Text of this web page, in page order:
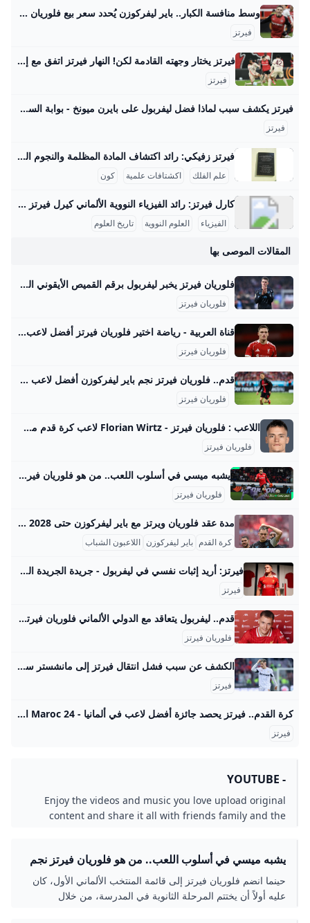
وسط منافسة الكبار.. باير ليفركوزن يُحدد سعر بيع فلوريان فيرتز صحيفة الوطن حدد مسئولو نادي باير ليفركوزن الألماني سعر بيع فلوريان فيرتز، لاعب خط وسط الفريق الأول لكرة القدم بالنادي، في الميركاتو الصيفي المقبل، وذلك في ظل وجود منافسة مشتعلة بين كبار الأندية الأوروبية… {{ article.article_subtitle }} {{ authorName() }} {{ article.author_description }} {{ article.formatted_date }}epa11762162 Florian Wirtz of Leverkusen celebrates after scoring the 1-0 lead during the German Bundesliga soccer match between Bayer 04 Leverkusen and FC St. Pauli in Leverkusen, Germany, 07 December 2024.
فيرتز
فيرتز يختار وجهته القادمة لكن! النهار فيرتز اتفق مع إدارة بايرن ميونيخ الجريدة مواقعنا لبنان عربي بودكاست تسجيل الدخول اشترك - الرئيسية عيش لبنان اقتصاد وأعمال تحقيقات مقالات كتاب النهار آراء منبر كتاب النهار 29-08-2025 | 05:37 استعادة النظام السوري السجناء واللاجئين معاً مؤشّر لنية بناء دولة كتاب النهار 29-08-2025 | 05:30 أيّ رسائل مخفيّة لحراك “حزب الله” السياسي المكثّف؟ رياضة كرة قدم كرة سلة كرة مضرب رياضة ميكانيكية ألعاب قتالية الغولف رياضات أخرى رياضة 29-08-2025 | 06:25 شربل أبو خطار لـ"النهار": الرياضة دواء ومفتاح النجاح الدراسي رياضة 28-08-2025 | 17:06 ازدواج الجنسية… أزمة مستمرّة لنجوم كرة القدم
فيرتز
فيرتز يكشف سبب لماذا فضل ليفربول على بايرن ميونخ - بوابة السعودية نيوز يحاول الفريق بناء نفسه بشكل قوي ليكون قادراً على المنافسة على أعلى مستوى تحت قيادة المدرب آرني سلوت وقد أظهر الفريق أداءً مميزاً في سوق الانتقالات هذا الصيف، انتقال اللاعب إلى ليفربول يمثل تحدياً كبيراً بالنسبة له، حيث قال: “لقد كانت خطوة أصعب أن أترك هذا المحيط وأذهب لبلد آخر مع كل ما يتضمنه من تغييرات وألعب في دوري جديد بأسلوب لعب مختلف”. اختيار واعٍ أضاف اللاعب: “لقد انتقلت لتحدي أكبر، تحدي اخترت خوضه بوعي من أجل أن أنجح وأصبح لاعباً أفضل , لقد اخترت الانتقال إلى ليفربول كقرار واعٍ بالنسبة لي كي أصبح أفضل”.
فيرتز
فيرتز زفيكي: رائد اكتشاف المادة المظلمة والنجوم النيوترونية يسرني تقديم مقال مفصل عن شخصية فريتز زفيكي وإسهاماته العلمية في علم الفلك: فريتز زفيكي: رائد اكتشاف المادة المظلمة والنجوم النيوترونية فريتز زفيكي (14 فبراير 1898 - 8 فبراير 1974) كان عالم فلك سويسري عمل معظم حياته في معهد كاليفورنيا للتكنولوجيا بالولايات المتحدة، وأحدث ثورة في فهمنا للكون من خلال أفكاره واكتشافاته الرائدة. تلقى تعليمه الثانوي في زيوريخ، ثم درس الرياضيات والفيزياء التجريبية بين 1917 و1925 على يد كبار العلماء أمثال أوجوست بيكارد وألبرت أينشتاين، مما أكسبه قاعدة علمية راسخة ساعدته في إرساء أسس علم الفلك الحديث.
علم الفلك اكشتافات علمية كون
كارل فيرتز: رائد الفيزياء النووية الألماني كيرل فيرتز هو عالم فيزياء نووية ألماني بارز وُلد في 24 أبريل 1910 في كولونيا وتوفي في 12 فبراير 1994. حصل على شهادة الدكتوراه في عام 1934 بعد دراسته الفيزياء والكيمياء والرياضيات في جامعات بون وفرايبورغ وبريسلّاو. درّس بعد ذلك كمساعد تدريس لوزير التعليم الألماني كارل فريدريش بونهوفر في جامعة لايبتزغ، وكان عضواً في رابطة المعلمين النازية خلال الفترة النازية في ألمانيا، رغم أنه لم يكن عضواً في الحزب النازي. مهنياً، تميز فيرتز بعمله في معهد كايزر فيلهلم للفيزياء في برلين منذ عام 1937، حيث عمل على تصميم المفاعلات النووية خلال الحرب العالمية الثانية، وبالأخص مفاعل الطبقات الأفقية، بالإضافة إلى قيادة قسم التجارب في المعهد الذي نقل إلى هيتشينجن لتجنب تأثير القصف الجوي في 1944.
الفيزياء العلوم النووية تاريخ العلوم
المقالات الموصى بها
فلوريان فيرتز يخبر ليفربول برقم القميص الأيقوني الذي يريده إذا أُنجزت صفقة انتقاله بقيمة 150 مليون يورو من باير ليفركوزن العربية Goal.com أفادت التقارير أن فلوريان فيرتز أبلغ ليفربول برغبته في ارتداء رقم قميص أيقوني، إذا أتم انتقاله إلى أنفيلد من باير ليفركوزن.
فلوريان فيرتز
قناة العربية - رياضة اختير فلوريان فيرتز أفضل لاعب ألماني للعام …. اختير لاعب الوسط الهجومي فلوريان فيرتز، المنتقل هذا الصيف من باير ليفركوزن إلى
فلوريان فيرتز
قدم.. فلوريان فيرتز نجم باير ليفركوزن أفضل لاعب في بوندسليغا بعد مساهمته مع فريقه في التتويج بلقب الدوري والاقتراب من تحقيق الثلاثية التاريخية - Anadolu Ajansı بعد مساهمته مع فريقه في التتويج بلقب الدوري والاقتراب من تحقيق الثلاثية التاريخية Ahmed Hassan |20.05.2024 - محدث : 21.05.2024 إسطنبول / أحمد حسن / الأناضول فاز الألماني فلوريان فيرتز لاعب فريق باير ليفركوزن، الاثنين، بجائزة أفضل لاعب في الدوري “بوندسليغا” هذا الموسم، بعدما قاد فريقه للتتويج بلقبه الأول في تاريخ المسابقة. وقال موقع رابطة الدوري الألماني: “حصل فلوريان فيرتز على لقب أفضل لاعب في الدوري الألماني لموسم 2023 /24 بعد موسم رائع جعله يقود فريق باير ليفركوزن نحو لقبه التاريخي الأول في الدوري الألماني”.
فلوريان فيرتز
اللاعب : فلوريان فيرتز - Florian Wirtz لاعب كرة قدم من دولة ألمانيا يلعب لنادي ليفربول العربيةAmerica/Los_Angeles12 ساعة لاعب كرة قدم من دولة ألمانيا يلعب لنادي ليفربول العربيةAmerica/Los_Angeles12 ساعة
فلوريان فيرتز
يشبه ميسي في أسلوب اللعب.. من هو فلوريان فيرتز نجم نادي باير ليفركوزن الحالي؟! حينما انضم فلوريان فيرتز إلى قائمة المنتخب الألماني الأول، كان عليه أولاً أن يختتم المرحلة الثانوية في المدرسة، من خلال اصطحاب مُعلم من المدرسة الثانوية لخوض الاختبار الختامي للمدرسة الثانوية في ألمانيا. وُلد فلوريان فيرتز في الثالث من مايو/آيار عام 2003، وهو اليوم الذي يُوافق الذكرى السنوية الأولى لانتكاسة ليفركوزن الأشهر، وُلد فيرتز لعائلة تكتسب ثقافة كروية بالغة، وتاريخاً لا يُمكن أن يكون عادياً. والده، الذي لم يكن لاعباً مشهوراً، ووالدته التي كانت على دراية بشؤون الرياضات بشكل عام، أنجبا لهذا العالم جوليان وفلوريان؛ جوليان هي الشقيقة الكُبرى لفلوريان، والتي تكبره بعامين فقط.
فلوريان فيرتز
مدة عقد فلوريان ويرتز مع باير ليفركوزن حتى 2028 عقد فلوريان ويرتز مع نادي باير ليفركوزن يمتد حالياً حتى عام 2028، بعد تمديد عقده السابق الذي كان ينتهي في 2027. هذا العقد الجديد سيبقي اللاعب، الذي يُعد من أبرز المواهب الشابة في كرة القدم الألمانية والأوروبية، في صفوف النادي الألماني لمدة موسم إضافي على الأقل. وتمتد مفاوضات التمديد لتشمل عدة بنود مهمة، أبرزها زيادة في الراتب تصل إلى أكثر من 10 ملايين يورو سنوياً، وهي زيادة كبيرة مقارنة بعقده السابق الذي كان حوالي 8 ملايين يورو.
كرة القدم باير ليفركوزن اللاعبون الشباب
فيرتز: أريد إثبات نفسي في ليفربول - جريدة الجريدة الكويتية قال فلوريان فيرتز إنه قرر الانتقال إلى ليفربول من أجل خوض تحدٍّ أكبر، واصفاً مغادرة ألمانيا واللعب في بلد آخر بأنه أكثر صعوبة. وأضاف صانع الألعاب الألماني، الذي انضم لليفربول هذا الصيف بصفقة قياسية… نشر في 25-08-2025آخر تحديث 25-08-2025 | 18:14 فلوريان فيرتز قال فلوريان فيرتز إنه قرر الانتقال إلى ليفربول من أجل خوض تحدٍّ أكبر، واصفاً مغادرة ألمانيا واللعب في بلد آخر بأنه أكثر صعوبة. وأضاف صانع الألعاب الألماني، الذي انضم لليفربول هذا الصيف بصفقة قياسية قادماً من باير ليفركوزن، في تصريحات لمجلة كيكر الألمانية، أنه تعمَّد خوض تحدٍّ أكبر، بعدما حاول نادي بايرن ميونيخ كثيراً التعاقد معه خلال الصيف الجاري.
فيرتز
قدم.. ليفربول يتعاقد مع الدولي الألماني فلوريان فيرتز ‘بعقد طويل الأمد قادما من صفوف باير ليفركوزن، في صفقة وصفت بأنها “قياسية” في الكرة الإنجليزية - Anadolu Ajansı’ بعقد طويل الأمد قادما من صفوف باير ليفركوزن، في صفقة وصفت بأنها “قياسية” في الكرة الإنجليزية Ahmed Hassan |20.06.2025 - محدث : 21.06.2025 إسطنبول / أحمد حسن / الأناضول تعاقد نادي ليفربول الإنجليزي، الجمعة، مع الدولي الألماني فلوريان فيرتز لاعب فريق باير ليفركوزن، بعقد طويل الأمد، دون الكشف عن مدة وقيمة الصفقة، لكنها وصفت بأنها “قياسية”.
فلوريان فيرتز
الكشف عن سبب فشل انتقال فيرتز إلى مانشستر سيتي! – DW – 2025/5/29 تفاصيل جديدة تظهر للعلن عن سبب فشل صفقة انتقال فلوريان فيرتز إلى مانشستر سيتي. الدولي الألماني الواعد عقد لقاء مع المدرب الشهير بيب غوارديولا. اللقاء أبعد فيرتز عن مانشستر سيتي وقربه بشكل كبير من فريق ليفربول. رضوان مهدوي2025/5/29٢٩ مايو ٢٠٢٥ تفاصيل جديدة تظهر للعلن عن سبب فشل صفقة انتقال فلوريان فيرتز إلى مانشستر سيتي. الدولي الألماني الواعد عقد لقاء مع المدرب الشهير بيب غوارديولا. اللقاء أبعد فيرتز عن مانشستر سيتي وقربه بشكل كبير من فريق ليفربول.
فيرتز
كرة القدم.. فيرتز يحصد جائزة أفضل لاعب في ألمانيا - Maroc 24 اختير لاعب وسط الهجوم الواعد فلوريان فيرتز، الذي انتقل هذا الصيف من باير ليفركوزن إلى ليفربول الإنجليزي، أفضل لاعب ألماني في السنة. كرة القدم.. فيرتز يحصد جائزة أفضل لاعب في ألمانيا
فيرتز
- YOUTUBE
Enjoy the videos and music you love upload original
content and share it all with friends family and the
يشبه ميسي في أسلوب اللعب.. من هو فلوريان فيرتز نجم
نادي باير ليفركوزن الحالي؟!
حينما انضم فلوريان فيرتز إلى قائمة المنتخب الألماني الأول، كان
عليه أولاً أن يختتم المرحلة الثانوية في المدرسة، من خلال